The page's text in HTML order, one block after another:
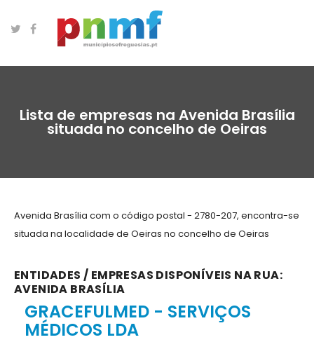
Lista de empresas na Avenida Brasília
situada no concelho de Oeiras
Avenida Brasília com o código postal - 2780-207, encontra-se
situada na localidade de Oeiras no concelho de Oeiras
ENTIDADES / EMPRESAS DISPONÍVEIS NA RUA:
AVENIDA BRASÍLIA
GRACEFULMED - SERVIÇOS
MÉDICOS LDA